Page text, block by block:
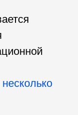
несколько